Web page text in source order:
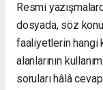
Resmi
dosyada, söz
faaliyetlerin hangi
alanlarının
soruları hâlâ